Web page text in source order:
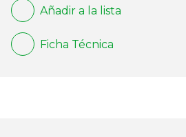
Añadir a la lista
Ficha Técnica